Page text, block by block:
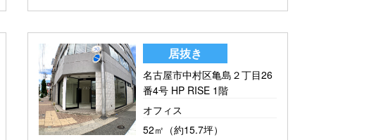
居抜き
名古屋市中村区亀島２丁目26
番4号 HP RISE 1階
オフィス
52㎡（約15.7坪）